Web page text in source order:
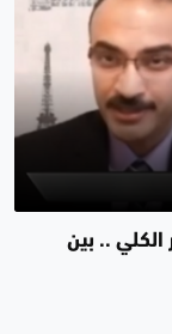
الكلي .. بين